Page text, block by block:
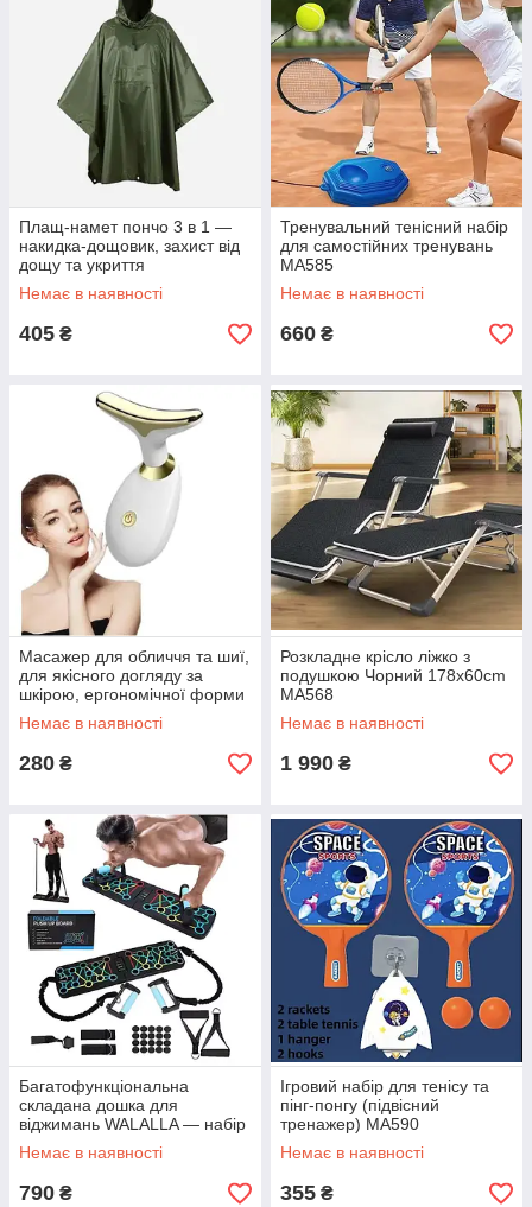
Плащ-намет пончо 3 в 1 —
накидка-дощовик, захист від
дощу та укриття
Немає в наявності
405 ₴
Тренувальний тенісний набір
для самостійних тренувань
MA585
Немає в наявності
660 ₴
Масажер для обличчя та шиї,
для якісного догляду за
шкірою, ергономічної форми
MA572
Немає в наявності
280 ₴
Розкладне крісло ліжко з
подушкою Чорний 178х60cm
MA568
Немає в наявності
1 990 ₴
Багатофункціональна
складана дошка для
віджимань WALALLA — набір
з 11 елементів для
комплексних тренувань
Немає в наявності
790 ₴
Ігровий набір для тенісу та
пінг-понгу (підвісний
тренажер) MA590
Немає в наявності
355 ₴